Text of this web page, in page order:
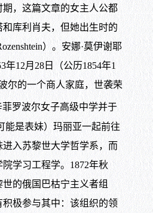
，这篇文章的女主人公都
库利肖夫，但她出生时的
）。安娜·莫伊谢耶
年12月28日（公历1854年1
尔的一个商人家庭，世袭荣
罗波尔女子高级中学并于
能是表妹）玛丽亚一起前往
入苏黎世大学哲学系，而
学习工程学。1872年秋
的俄国巴枯宁主义者组
极参与其中：该组织的领